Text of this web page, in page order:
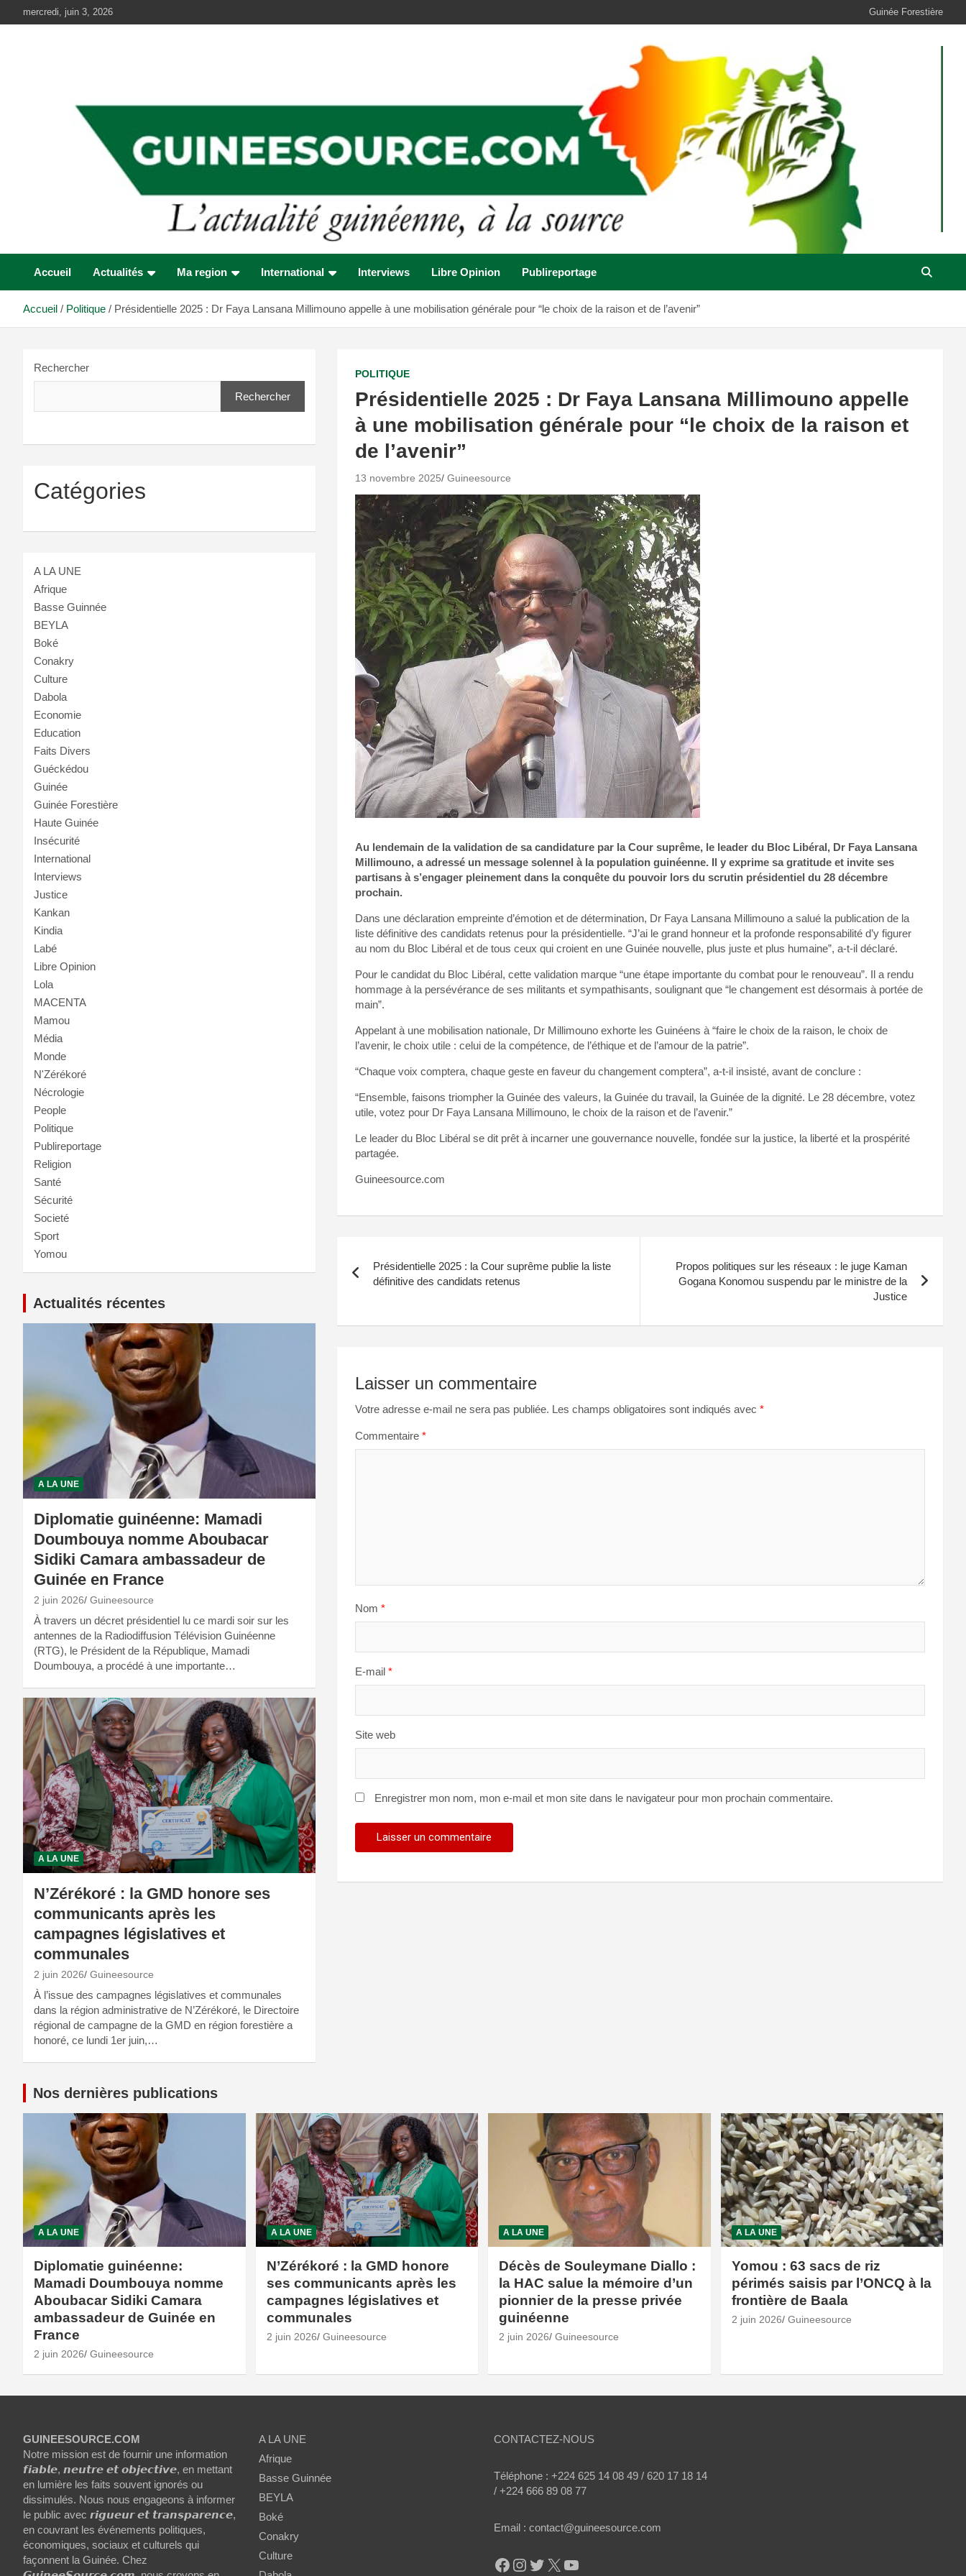
au
mercredi, juin 3, 2026 Guinée Forestière
Accueil Actualités Ma region International Interviews Libre Opinion Publireportage
Accueil Politique Présidentielle 2025 : Dr Faya Lansana Millimouno appelle à une mobilisation générale pour “le choix de la raison et de l’avenir”
POLITIQUE
Présidentielle 2025 : Dr Faya Lansana Millimouno appelle
à une mobilisation générale pour “le choix de la raison et
de l’avenir”
13 novembre 2025 Guineesource
Au lendemain de la validation de sa candidature par la Cour suprême, le leader du Bloc Libéral, Dr Faya Lansana
Millimouno, a adressé un message solennel à la population guinéenne. Il y exprime sa gratitude et invite ses
partisans à s’engager pleinement dans la conquête du pouvoir lors du scrutin présidentiel du 28 décembre
prochain.
Dans une déclaration empreinte d’émotion et de détermination, Dr Faya Lansana Millimouno a salué la publication de la
liste définitive des candidats retenus pour la présidentielle. “J’ai le grand honneur et la profonde responsabilité d’y figurer
au nom du Bloc Libéral et de tous ceux qui croient en une Guinée nouvelle, plus juste et plus humaine”, a-t-il déclaré.
Pour le candidat du Bloc Libéral, cette validation marque “une étape importante du combat pour le renouveau”. Il a rendu
hommage à la persévérance de ses militants et sympathisants, soulignant que “le changement est désormais à portée de
main”.
Appelant à une mobilisation nationale, Dr Millimouno exhorte les Guinéens à “faire le choix de la raison, le choix de
l’avenir, le choix utile : celui de la compétence, de l’éthique et de l’amour de la patrie”.
“Chaque voix comptera, chaque geste en faveur du changement comptera”, a-t-il insisté, avant de conclure :
“Ensemble, faisons triompher la Guinée des valeurs, la Guinée du travail, la Guinée de la dignité. Le 28 décembre, votez
utile, votez pour Dr Faya Lansana Millimouno, le choix de la raison et de l’avenir.”
Le leader du Bloc Libéral se dit prêt à incarner une gouvernance nouvelle, fondée sur la justice, la liberté et la prospérité
partagée.
Guineesource.com
de
Présidentielle 2025 : la Cour suprême publie la liste
définitive des candidats retenus
Propos politiques sur les réseaux : le juge Kaman
Gogana Konomou suspendu par le ministre de la
Justice
Laisser un commentaire
Votre adresse e-mail ne sera pas publiée. Les champs obligatoires sont indiqués avec *
Commentaire *
Nom *
E-mail *
Site web
Enregistrer mon nom, mon e-mail et mon site dans le navigateur pour mon prochain commentaire.
Rechercher
Rechercher
Catégories
A LA UNE
Afrique
Basse Guinnée
BEYLA
Boké
Conakry
Culture
Dabola
Economie
Education
Faits Divers
Guéckédou
Guinée
Guinée Forestière
Haute Guinée
Insécurité
International
Interviews
Justice
Kankan
Kindia
Labé
Libre Opinion
Lola
MACENTA
Mamou
Média
Monde
N'Zérékoré
Nécrologie
People
Politique
Publireportage
Religion
Santé
Sécurité
Societé
Sport
Yomou
Actualités récentes
A LA UNE
Diplomatie guinéenne: Mamadi
Doumbouya nomme Aboubacar
Sidiki Camara ambassadeur de
Guinée en France
2 juin 2026 Guineesource
À travers un décret présidentiel lu ce mardi soir sur les
antennes de la Radiodiffusion Télévision Guinéenne
(RTG), le Président de la République, Mamadi
Doumbouya, a procédé à une importante…
A LA UNE
N’Zérékoré : la GMD honore ses
communicants après les
campagnes législatives et
communales
2 juin 2026 Guineesource
À l’issue des campagnes législatives et communales
dans la région administrative de N’Zérékoré, le Directoire
régional de campagne de la GMD en région forestière a
honoré, ce lundi 1er juin,…
Nos dernières publications
A LA UNE
Diplomatie guinéenne:
Mamadi Doumbouya nomme
Aboubacar Sidiki Camara
ambassadeur de Guinée en
France
2 juin 2026 Guineesource
A LA UNE
N’Zérékoré : la GMD honore
ses communicants après les
campagnes législatives et
communales
2 juin 2026 Guineesource
A LA UNE
Décès de Souleymane Diallo :
la HAC salue la mémoire d’un
pionnier de la presse privée
guinéenne
2 juin 2026 Guineesource
A LA UNE
Yomou : 63 sacs de riz
périmés saisis par l’ONCQ à la
frontière de Baala
2 juin 2026 Guineesource
GUINEESOURCE.COM
Notre mission est de fournir une information
𝙛𝙞𝙖𝙗𝙡𝙚, 𝙣𝙚𝙪𝙩𝙧𝙚 𝙚𝙩 𝙤𝙗𝙟𝙚𝙘𝙩𝙞𝙫𝙚, en mettant
en lumière les faits souvent ignorés ou
dissimulés. Nous nous engageons à informer
le public avec 𝙧𝙞𝙜𝙪𝙚𝙪𝙧 𝙚𝙩 𝙩𝙧𝙖𝙣𝙨𝙥𝙖𝙧𝙚𝙣𝙘𝙚,
en couvrant les événements politiques,
économiques, sociaux et culturels qui
façonnent la Guinée. Chez
A LA UNE
Afrique
Basse Guinnée
BEYLA
Boké
Conakry
Culture
CONTACTEZ-NOUS
Téléphone : +224 625 14 08 49 / 620 17 18 14
/ +224 666 89 08 77
Email : contact@guineesource.com
Facebook
Instagram
Twitter
X YouTube